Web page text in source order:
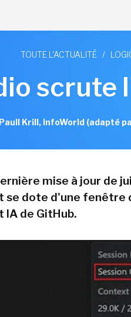
TOUTE L'ACTUALITÉ /
scrute
Paull Krill, InfoWorld (adapté
mise à jour de
se dote d'une fenêtre
IA de GitHub.